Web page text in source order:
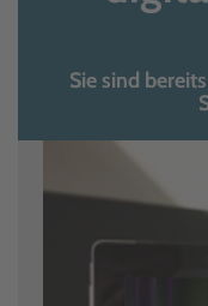
Sie sind